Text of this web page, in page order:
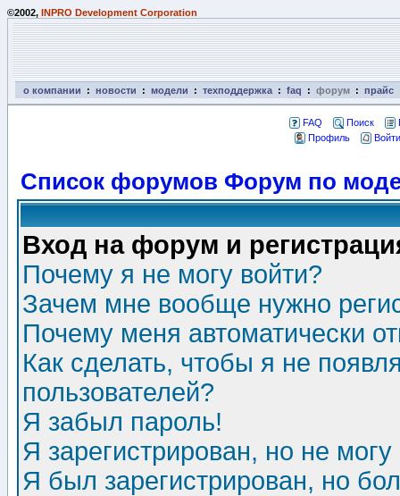
©2002, INPRO Development Corporation
о компании : новости : модели : техподдержка : faq : форум : прайс
FAQ Поиск
Профиль
Список форумов Форум по
Вход на форум и
Почему я не могу войти?
Зачем мне вообще нужно
Почему меня автоматически
Как сделать, чтобы я не
пользователей?
Я забыл пароль!
Я зарегистрирован, но не могу
Я был зарегистрирован, но